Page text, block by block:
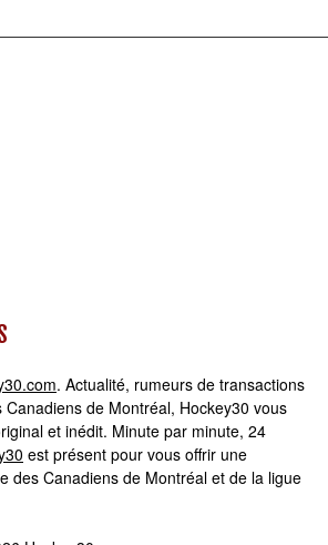
. Actualité, rumeurs de transactions
de Montréal, Hockey30 vous
et inédit. Minute par minute, 24
est présent pour vous offrir une
des Canadiens de Montréal et de la ligue